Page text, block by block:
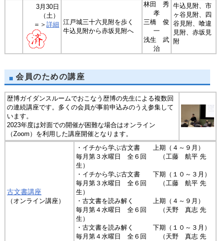
3月30日
（土）
＝＞ 詳細 江戸城三十六見附を歩く
牛込見附から赤坂見附へ
林田 秀
孝
三橋 俊
一
浅生 武
治
牛込見附、市
ヶ谷見附、四
谷見附、喰違
見附、赤坂見
附
会員のための講座
歴博ガイダンスルームでおこなう歴博の先生による複数回
の連続講座です。多くの会員が事前申込みのうえ参集して
います。
2023年度は対面での開催が困難な場合はオンライン
（Zoom）を利用した講座開催となります。
古文書講座
（オンライン講座）
・イチから学ぶ古文書 上期（４～９月）
毎月第３水曜日 全６回 （工藤 航平 先
生）
・イチから学ぶ古文書 下期（１０～３月）
毎月第３水曜日 全６回 （工藤 航平 先
生）
・古文書を読み解く 上期（４～９月）
毎月第４水曜日 全６回 （天野 真志 先
生）
・古文書を読み解く 下期（１０～３月）
毎月第４水曜日 全６回 （天野 真志 先